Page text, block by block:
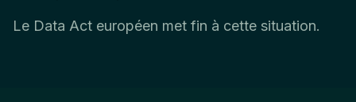
Le Data Act européen met fin à cette situation.